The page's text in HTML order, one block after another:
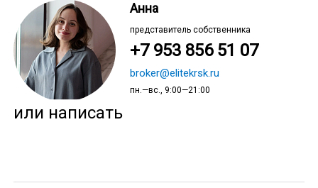
Анна
представитель собственника
+7 953 856 51 07
broker@elitekrsk.ru
пн.—вс., 9:00—21:00
или написать